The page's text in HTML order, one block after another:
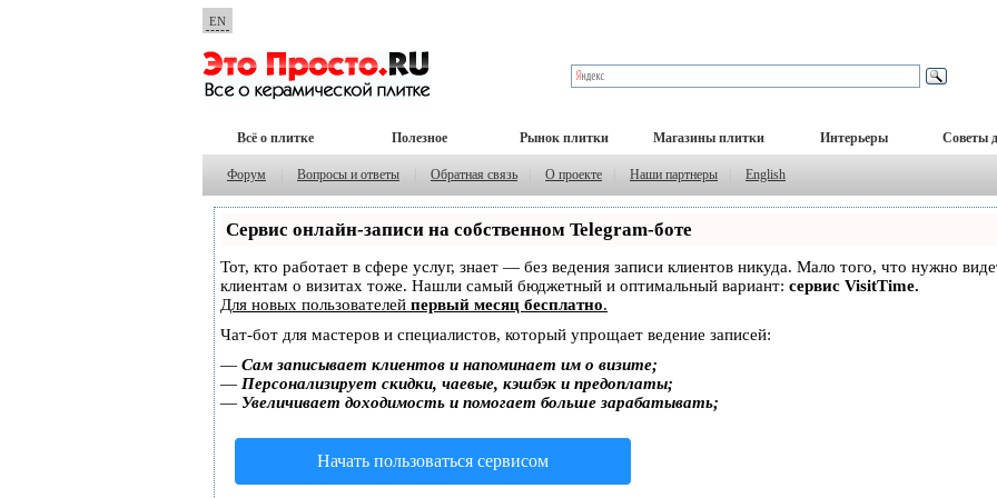
EN
Всё о плитке Полезное Рынок плитки Магазины плитки Интерьеры Советы
Форум Вопросы и ответы Обратная связь О проекте Наши партнеры English
Сервис онлайн-записи на собственном Telegram-боте
Тот, кто работает в сфере услуг, знает — без ведения записи клиентов никуда. Мало того, что нужно
клиентам о визитах тоже. Нашли самый бюджетный и оптимальный вариант: сервис VisitTime.
Для новых пользователей первый месяц бесплатно.
Чат-бот для мастеров и специалистов, который упрощает ведение записей:
— Сам записывает клиентов и напоминает им о визите;
— Персонализирует скидки, чаевые, кэшбэк и предоплаты;
— Увеличивает доходимость и помогает больше зарабатывать;
Начать пользоваться сервисом